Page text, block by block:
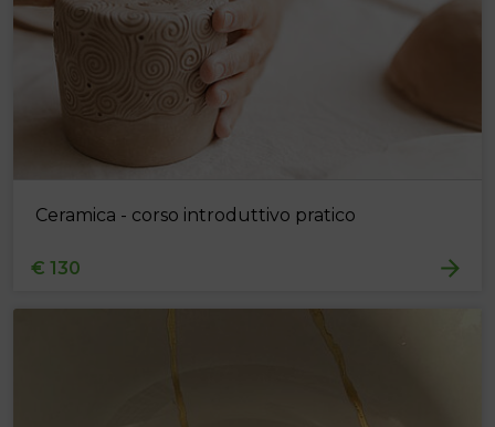
Ceramica - corso introduttivo pratico
€ 130